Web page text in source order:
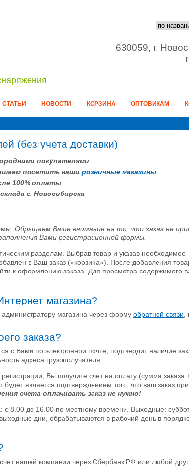
630059, г.
СТАТЬИ НОВОСТИ КОРЗИНА ОПТОВИКАМ
(без учета доставки)
покупателями
посетить наши розничные магазины
100% оплаты
г. Новосибирска
Обращаем Ваше внимание на то, что заказ не
Вами регистрационной формы.
разделам. Выбрав товар и указав необходимое
в Ваш заказ («корзина»). После добавления
к оформлению заказа. Для просмотра содержимого
магазина?
магазина через форму обратной связи
заказа?
с Вами по электронной почте, подтвердит наличие
адреса грузополучателя.
Вы получите счет на оплату (сумма заказа
является подтверждением того, что ваш заказ
счета оплачивать заказ не нужно!
8.00 до 16.00 по местному времени. Выходные:
дни, обрабатываются в рабочий день в порядке
нашей компании через Сбербанк РФ или любой
ПОСЕТИТЕЛИ!
версию сайта компании
"Бадис"
на наш новый сайт или
социальной сети: